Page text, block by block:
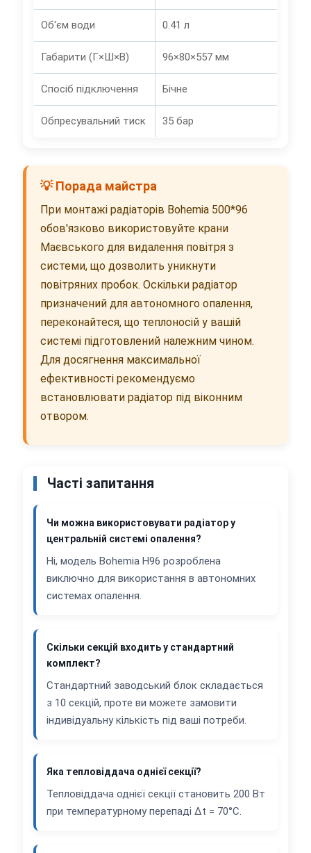
Об'єм води 0.41 л
Габарити (Г×Ш×В) 96×80×557 мм
Спосіб підключення Бічне
Обпресувальний тиск 35 бар
💡 Порада майстра
При монтажі радіаторів Bohemia 500*96
обов'язково використовуйте крани
Маєвського для видалення повітря з
системи, що дозволить уникнути
повітряних пробок. Оскільки радіатор
призначений для автономного опалення,
переконайтеся, що теплоносій у вашій
системі підготовлений належним чином.
Для досягнення максимальної
ефективності рекомендуємо
встановлювати радіатор під віконним
отвором.
Часті запитання
Чи можна використовувати радіатор у
центральній системі опалення?
Ні, модель Bohemia H96 розроблена
виключно для використання в автономних
системах опалення.
Скільки секцій входить у стандартний
комплект?
Стандартний заводський блок складається
з 10 секцій, проте ви можете замовити
індивідуальну кількість під ваші потреби.
Яка тепловіддача однієї секції?
Тепловіддача однієї секції становить 200 Вт
при температурному перепаді Δt = 70°C.